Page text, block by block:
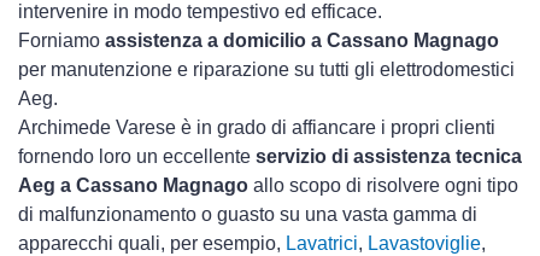
intervenire in modo tempestivo ed efficace.
Forniamo assistenza a domicilio a Cassano Magnago
per manutenzione e riparazione su tutti gli elettrodomestici
Aeg.
Archimede Varese è in grado di affiancare i propri clienti
fornendo loro un eccellente servizio di assistenza tecnica
Aeg a Cassano Magnago allo scopo di risolvere ogni tipo
di malfunzionamento o guasto su una vasta gamma di
apparecchi quali, per esempio, Lavatrici, Lavastoviglie,